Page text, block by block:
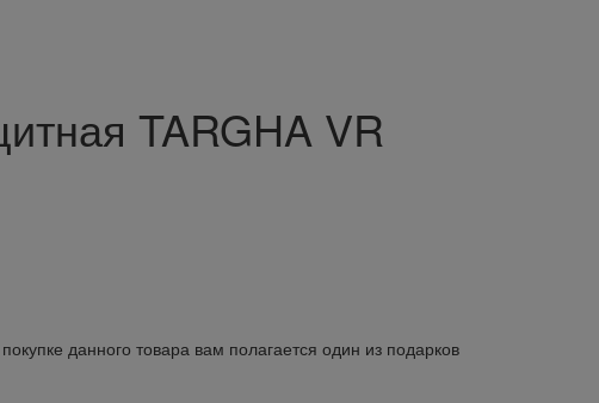
TARGHA VR
данного товара вам полагается один из подарков